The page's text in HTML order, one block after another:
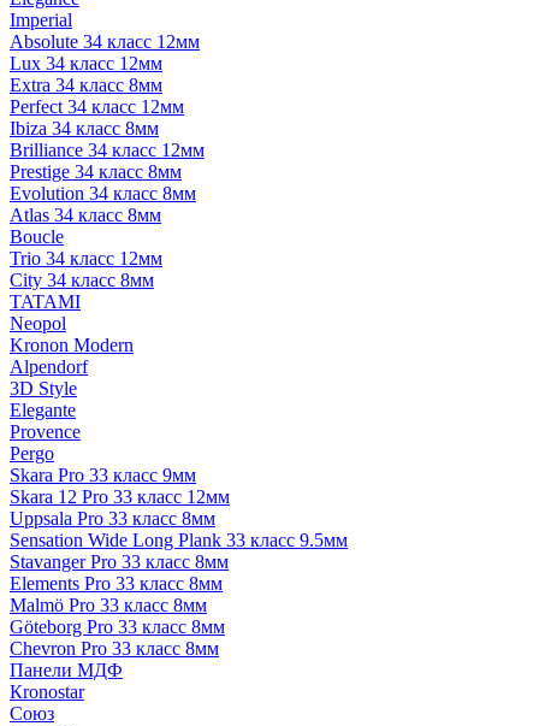
Imperial
Absolute 34 класс 12мм
Lux 34 класс 12мм
Extra 34 класс 8мм
Perfect 34 класс 12мм
Ibiza 34 класс 8мм
Brilliance 34 класс 12мм
Prestige 34 класс 8мм
Evolution 34 класс 8мм
Atlas 34 класс 8мм
Boucle
Trio 34 класс 12мм
City 34 класс 8мм
TATAMI
Neopol
Kronon Modern
Alpendorf
3D Style
Elegante
Provence
Pergo
Skara Pro 33 класс 9мм
Skara 12 Pro 33 класс 12мм
Uppsala Pro 33 класс 8мм
Sensation Wide Long Plank 33 класс 9.5мм
Stavanger Pro 33 класс 8мм
Elements Pro 33 класс 8мм
Malmö Pro 33 класс 8мм
Göteborg Pro 33 класс 8мм
Chevron Pro 33 класс 8мм
Панели МДФ
Кronostar
Союз